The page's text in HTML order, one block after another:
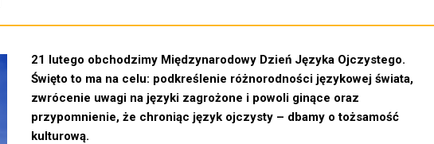
21 lutego obchodzimy Międzynarodowy Dzień Języka Ojczystego.
Święto to ma na celu: podkreślenie różnorodności językowej świata,
zwrócenie uwagi na języki zagrożone i powoli ginące oraz
przypomnienie, że chroniąc język ojczysty – dbamy o tożsamość
kulturową.